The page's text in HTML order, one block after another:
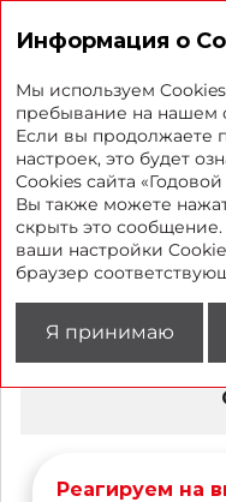
Быстрее.
Реагируем на
Информация о
Мы используем
пребывание на нашем
Если вы продолжаете
настроек, это будет
Cookies сайта
Вы также можете
скрыть это
ваши настройки
браузер
Я принимаю